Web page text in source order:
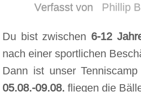
Verfasst von Phillip
Du bist zwischen 6-12
nach einer sportlichen
Dann ist unser
05.08.-09.08. fliegen die